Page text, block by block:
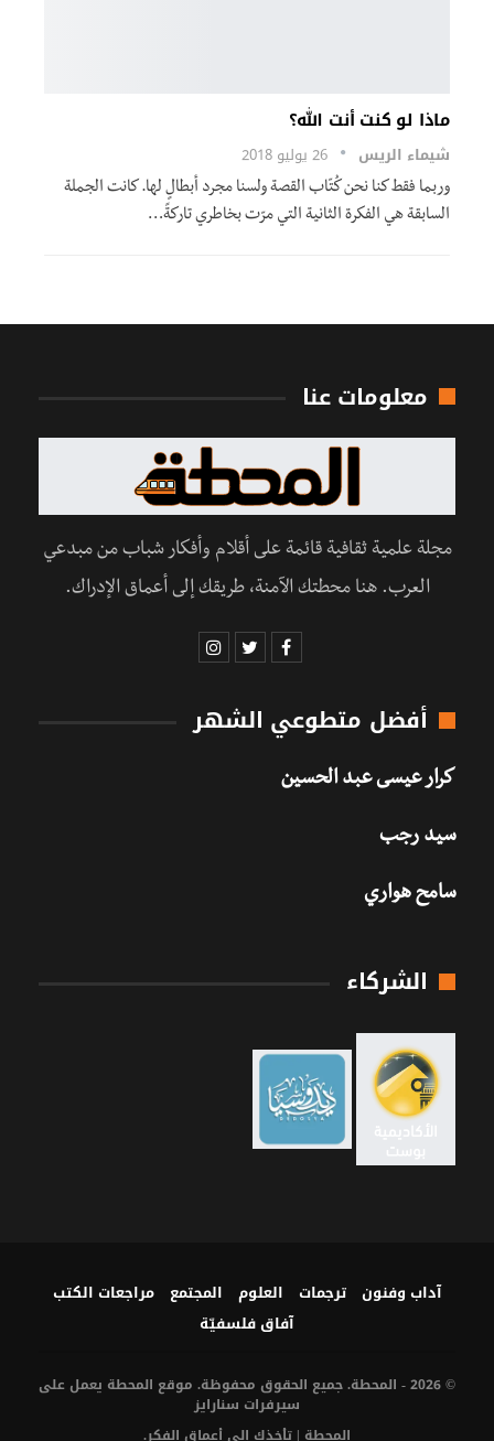
ماذا لو كنت أنت الله؟
شيماء الريس 26 يوليو 2018
وربما فقط كنا نحن كُتّاب القصة ولسنا مجرد أبطالٍ لها. كانت الجملة
السابقة هي الفكرة الثانية التي مرّت بخاطري تاركةً…
معلومات عنا
مجلة علمية ثقافية قائمة على أقلام وأفكار شباب من مبدعي
العرب. هنا محطتك الآمنة، طريقك إلى أعماق الإدراك.
أفضل متطوعي الشهر
كرار عيسى عبد الحسين
سيد رجب
سامح هواري
الشركاء
آداب وفنون ترجمات العلوم المجتمع
مراجعات الكتب
آفاق فلسفيّة‎
© 2026 - المحطة. جميع الحقوق محفوظة. موقع المحطة يعمل على
سيرفرات سنارايز
المحطة | تأخذك إلى أعماق الفكر.